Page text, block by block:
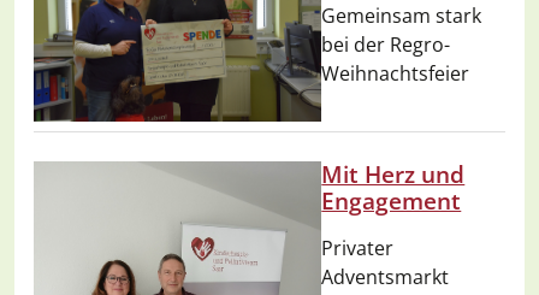
Gemeinsam stark
bei der Regro-
Weihnachtsfeier
Mit Herz und
Engagement
Privater
Adventsmarkt